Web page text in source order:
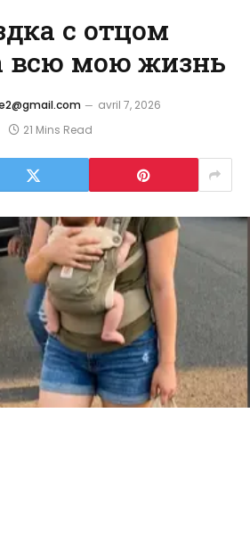
с отцом
всю мою жизнь
avril 7, 2026
21 Mins Read